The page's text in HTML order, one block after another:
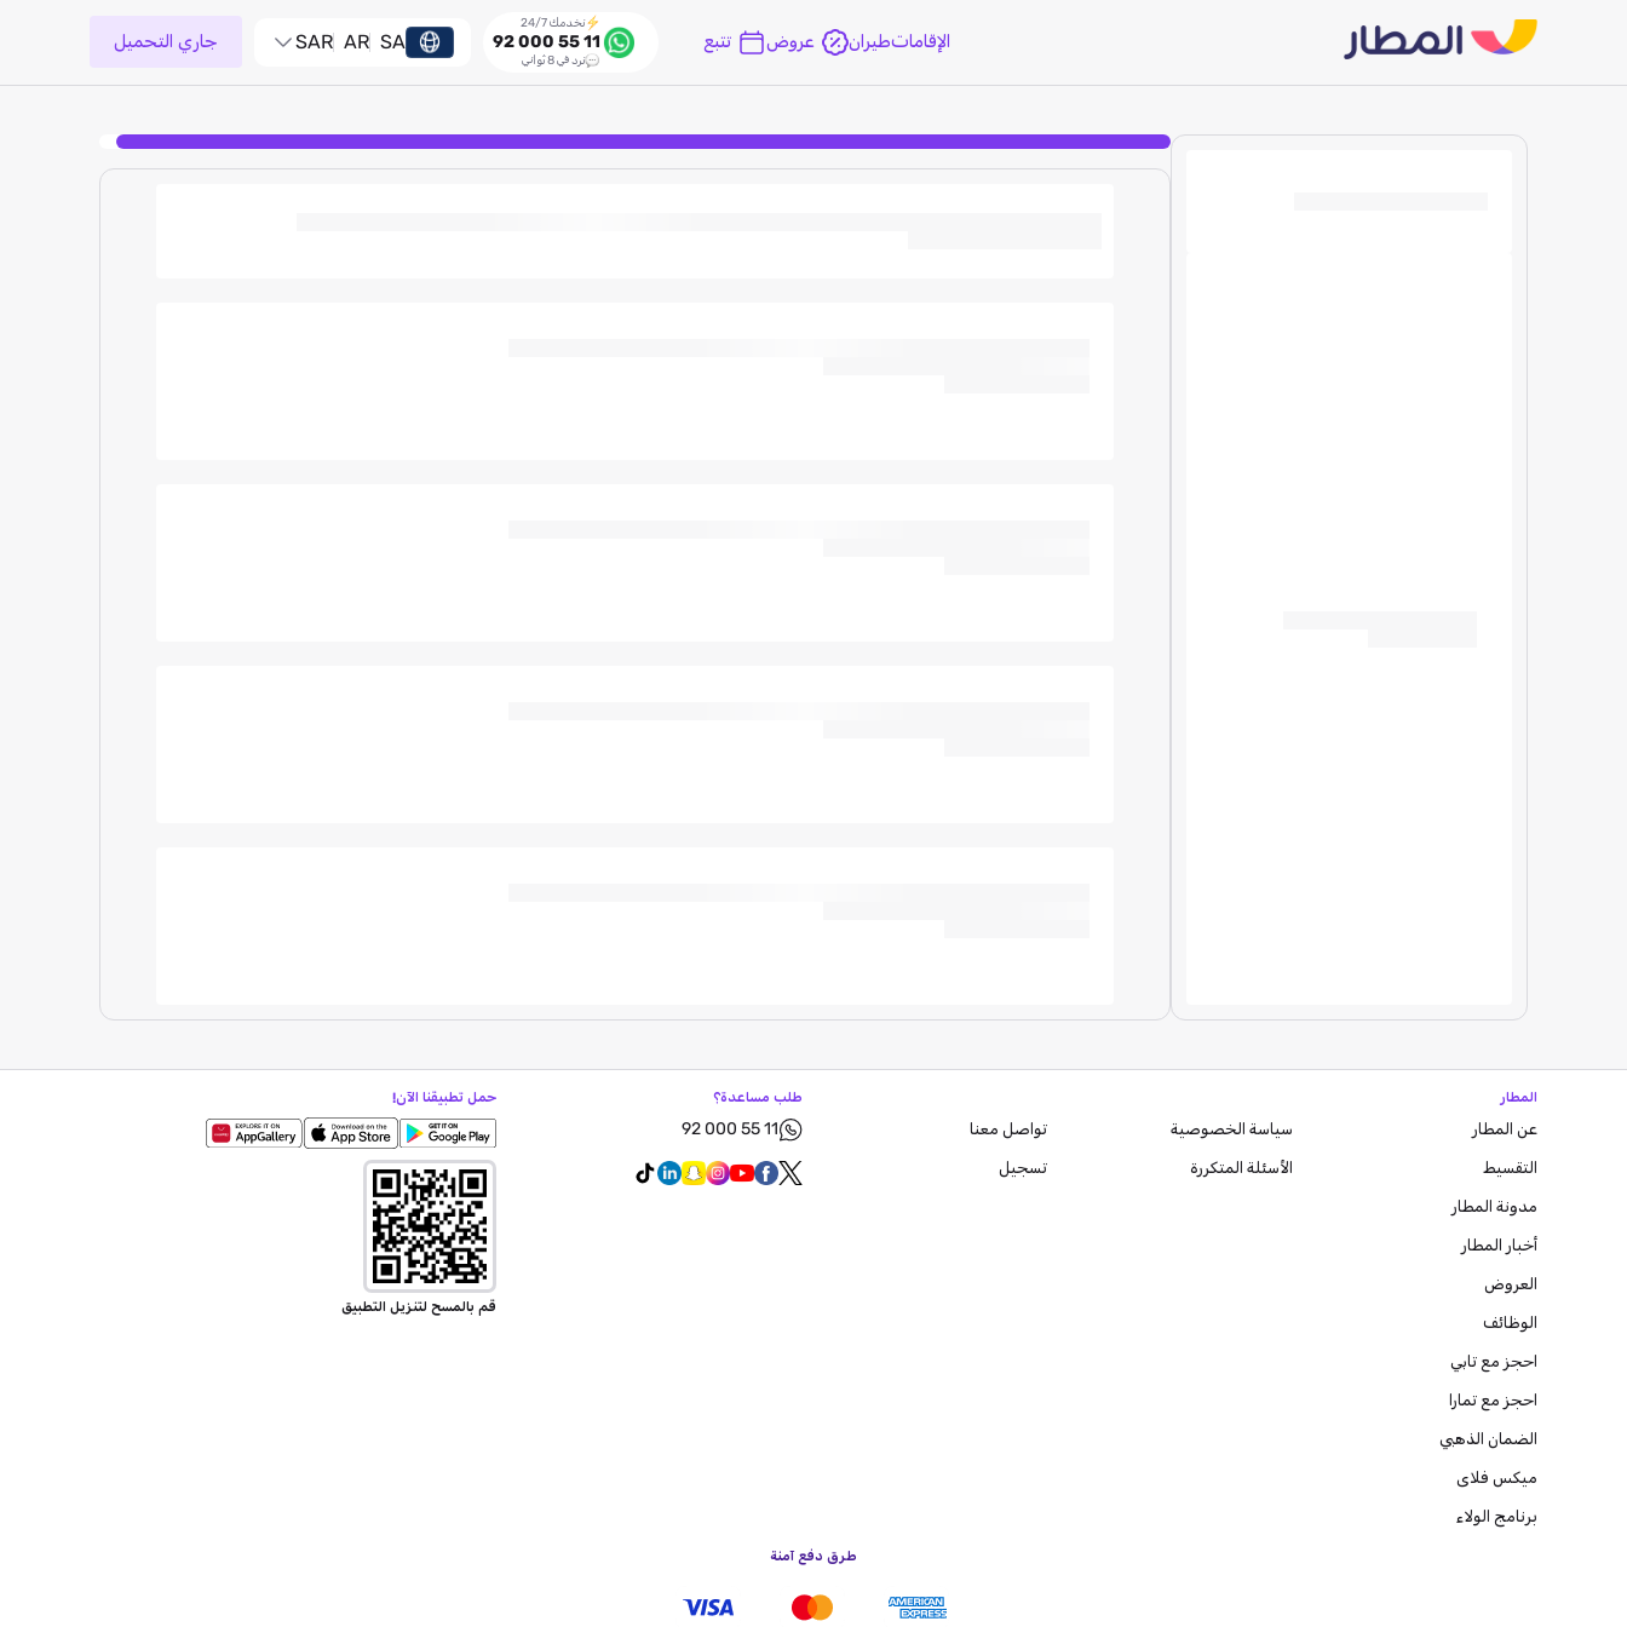
الإقاماتطيران عروض تتبع
نخدمك 24/7
92 000 55 11
نرد في 8 ثواني
SA
AR
SAR جاري التحميل
المطار
عن المطار
التقسيط
مدونة المطار
أخبار المطار
العروض
الوظائف
احجز مع تابي
احجز مع تمارا
الضمان الذهبي
ميكس فلاى
برنامج الولاء
سياسة الخصوصية
الأسئلة المتكررة
تواصل معنا
تسجيل
طلب مساعدة؟
92 000 55 11
حمل تطبيقنا الآن!
قم بالمسح لتنزيل التطبيق
طرق دفع آمنة